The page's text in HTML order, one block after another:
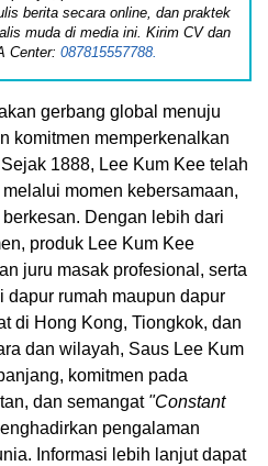
berita secara online, dan praktek
muda di media ini. Kirim CV dan
Center: 087815557788.
gerbang global menuju
komitmen memperkenalkan
1888, Lee Kum Kee telah
momen kebersamaan,
Dengan lebih dari
produk Lee Kum Kee
juru masak profesional, serta
dapur rumah maupun dapur
di Hong Kong, Tiongkok, dan
dan wilayah, Saus Lee Kum
komitmen pada
dan semangat "Constant
pengalaman
Informasi lebih lanjut dapat